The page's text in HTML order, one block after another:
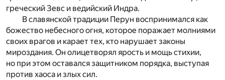
греческий Зевс и ведийский Индра.
В славянской традиции Перун воспринимался как
божество небесного огня, которое поражает молниями
своих врагов и карает тех, кто нарушает законы
мироздания. Он олицетворял ярость и мощь стихии,
но при этом оставался защитником порядка, выступая
против хаоса и злых сил.